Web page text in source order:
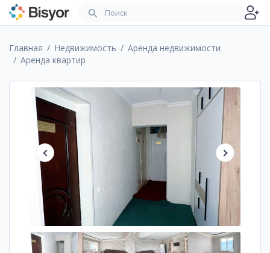
Главная Недвижимость
Аренда недвижимости
Аренда квартир